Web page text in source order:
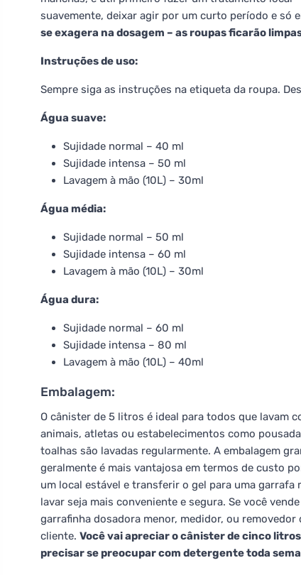
suavemente, deixar agir por um curto período e só
se exagera na dosagem – as roupas ficarão
Instruções de uso:
Sempre siga as instruções na etiqueta da roupa.
Água suave:
Sujidade normal – 40 ml
Sujidade intensa – 50 ml
Lavagem à mão (10L) – 30ml
Água média:
Sujidade normal – 50 ml
Sujidade intensa – 60 ml
Lavagem à mão (10L) – 30ml
Água dura:
Sujidade normal – 60 ml
Sujidade intensa – 80 ml
Lavagem à mão (10L) – 40ml
Embalagem:
O cânister de 5 litros é ideal para todos que lavam
animais, atletas ou estabelecimentos como
toalhas são lavadas regularmente. A embalagem
geralmente é mais vantajosa em termos de custo
um local estável e transferir o gel para uma garrafa
lavar seja mais conveniente e segura. Se você
garrafinha dosadora menor, medidor, ou
cliente. Você vai apreciar o cânister de cinco
precisar se preocupar com detergente toda